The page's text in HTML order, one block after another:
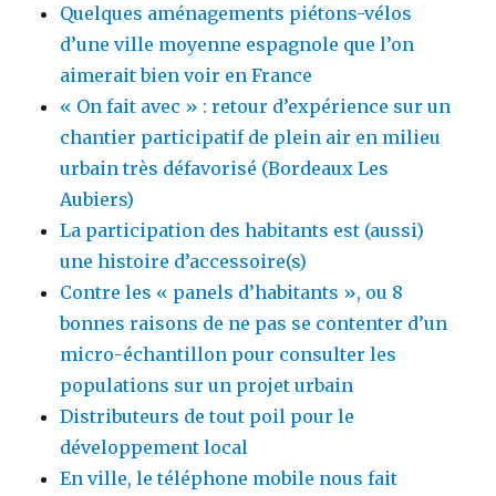
Quelques aménagements piétons-vélos
d’une ville moyenne espagnole que l’on
aimerait bien voir en France
« On fait avec » : retour d’expérience sur un
chantier participatif de plein air en milieu
urbain très défavorisé (Bordeaux Les
Aubiers)
La participation des habitants est (aussi)
une histoire d’accessoire(s)
Contre les « panels d’habitants », ou 8
bonnes raisons de ne pas se contenter d’un
micro-échantillon pour consulter les
populations sur un projet urbain
Distributeurs de tout poil pour le
développement local
En ville, le téléphone mobile nous fait